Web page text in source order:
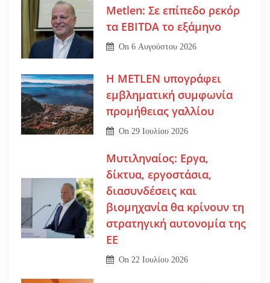
Metlen: Σε επίπεδο ρεκόρ
τα EBITDA το εξάμηνο
On6 Αυγούστου 2026
Η METLEN υπογράφει
εμβληματική συμφωνία
προμήθειας γαλλίου
On 29 Ιουλίου 2026
Μυτιληναίος: Εργα,
δίκτυα, εργοστάσια,
διασυνδέσεις και
βιομηχανία θα κρίνουν τη
στρατηγική αυτονομία της
ΕΕ
On 22 Ιουλίου 2026